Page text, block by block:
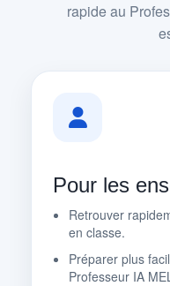
rapide au
Pour les
Retrouver
en classe.
Préparer plus
Professeur IA